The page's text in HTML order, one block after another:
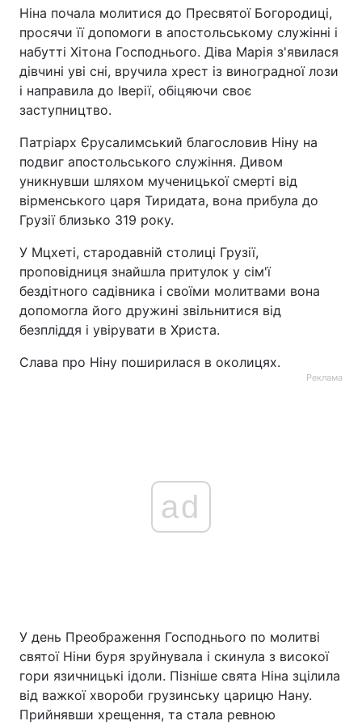
Ніна почала молитися до Пресвятої Богородиці,
просячи її допомоги в апостольському служінні і
набутті Хітона Господнього. Діва Марія з'явилася
дівчині уві сні, вручила хрест із виноградної лози
і направила до Іверії, обіцяючи своє
заступництво.
Патріарх Єрусалимський благословив Ніну на
подвиг апостольського служіння. Дивом
уникнувши шляхом мученицької смерті від
вірменського царя Тиридата, вона прибула до
Грузії близько 319 року.
У Мцхеті, стародавній столиці Грузії,
проповідниця знайшла притулок у сім'ї
бездітного садівника і своїми молитвами вона
допомогла його дружині звільнитися від
безпліддя і увірувати в Христа.
Слава про Ніну поширилася в околицях.
Реклама
ad
У день Преображення Господнього по молитві
святої Ніни буря зруйнувала і скинула з високої
гори язичницькі ідоли. Пізніше свята Ніна зцілила
від важкої хвороби грузинську царицю Нану.
Прийнявши хрещення, та стала ревною